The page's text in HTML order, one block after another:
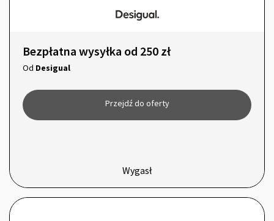
Bezpłatna wysyłka od 250 zł
Od Desigual
Przejdź do oferty
Wygasł